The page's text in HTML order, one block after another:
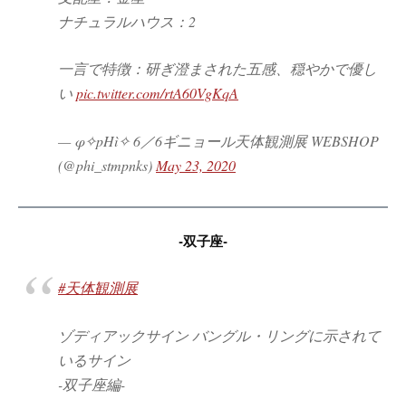
ナチュラルハウス：2
一言で特徴：研ぎ澄まされた五感、穏やかで優し
いpic.twitter.com/rtA60VgKqA
— φ✧pHì✧ 6／6ギニョール天体観測展 WEBSHOP
(@phi_stmpnks) May 23, 2020
-双子座-
#天体観測展
ゾディアックサイン バングル・リングに示されて
いるサイン
-双子座編-